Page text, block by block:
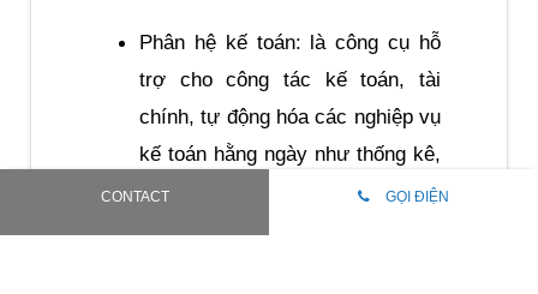
Phân hệ kế toán: là công cụ hỗ
trợ cho công tác kế toán, tài
chính, tự động hóa các nghiệp vụ
kế toán hằng ngày như thống kê,
phân tích.
CONTACT GỌI ĐIỆN